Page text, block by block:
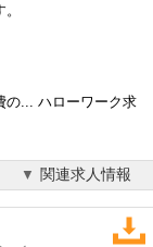
の... ハローワーク求
関連求人情報